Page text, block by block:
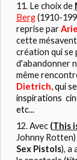
Le choix de
Berg(1910-
reprise par
cette
création qui se
d'abandonner
même
Dietrich, qui
inspirations
etc...
Avec (This
Johnny
Sex Pistols), a